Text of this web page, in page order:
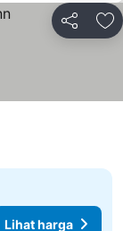
Bagikan
Lihat harga